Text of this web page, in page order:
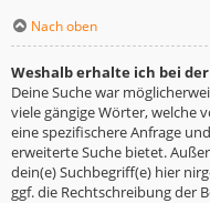
Nach oben
Weshalb erhalte ich bei
Deine Suche war
viele gängige Wörter, welche
eine spezifischere Anfrage
erweiterte Suche bietet.
dein(e) Suchbegriff(e) hier
ggf. die Rechtschreibung der